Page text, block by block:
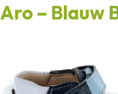
Aro – Blauw